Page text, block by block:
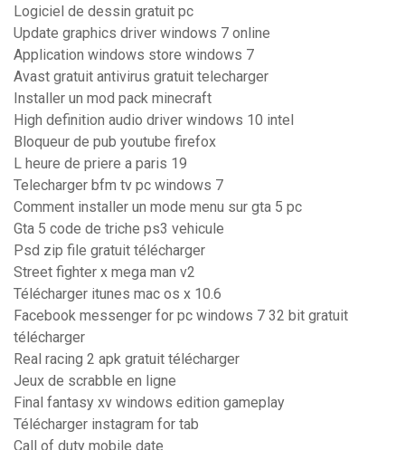
Logiciel de dessin gratuit pc
Update graphics driver windows 7 online
Application windows store windows 7
Avast gratuit antivirus gratuit telecharger
Installer un mod pack minecraft
High definition audio driver windows 10 intel
Bloqueur de pub youtube firefox
L heure de priere a paris 19
Telecharger bfm tv pc windows 7
Comment installer un mode menu sur gta 5 pc
Gta 5 code de triche ps3 vehicule
Psd zip file gratuit télécharger
Street fighter x mega man v2
Télécharger itunes mac os x 10.6
Facebook messenger for pc windows 7 32 bit gratuit
télécharger
Real racing 2 apk gratuit télécharger
Jeux de scrabble en ligne
Final fantasy xv windows edition gameplay
Télécharger instagram for tab
Call of duty mobile date